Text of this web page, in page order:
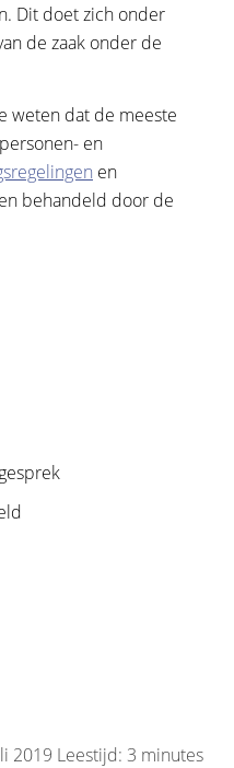
Dit doet zich onder
de zaak onder de
weten dat de meeste
en
en
behandeld door de
2019 Leestijd: 3 minutes